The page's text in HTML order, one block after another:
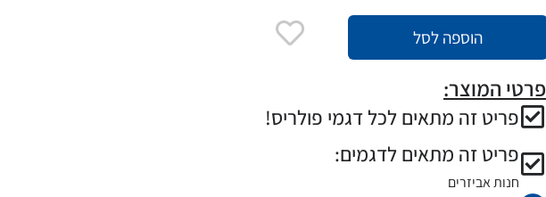
הוספה לסל
פרטי המוצר:
פריט זה מתאים לכל דגמי פולריס!
פריט זה מתאים לדגמים:
חנות אביזרים